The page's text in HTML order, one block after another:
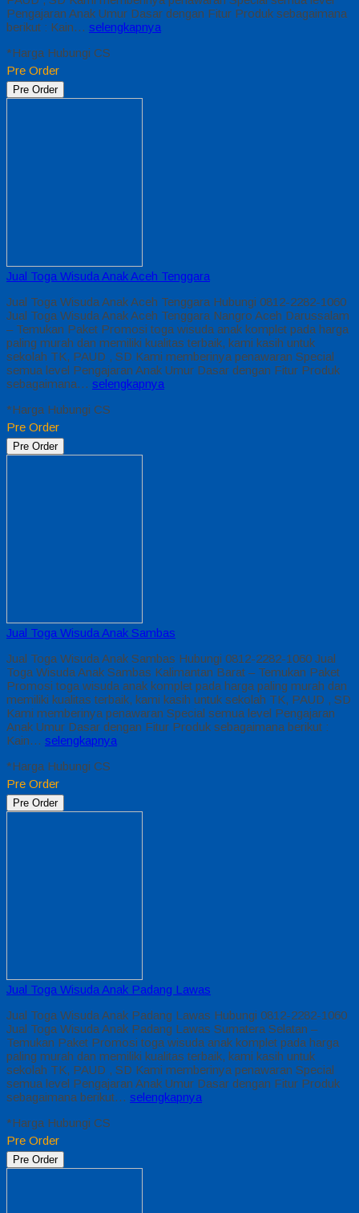
Pengajaran Anak Umur Dasar dengan Fitur Produk sebagaimana
berikut : Kain… selengkapnya
*Harga Hubungi CS
Pre Order
Pre Order
Jual Toga Wisuda Anak Aceh Tenggara
Jual Toga Wisuda Anak Aceh Tenggara Hubungi 0812-2282-1060
Jual Toga Wisuda Anak Aceh Tenggara Nangro Aceh Darussalam
– Temukan Paket Promosi toga wisuda anak komplet pada harga
paling murah dan memiliki kualitas terbaik, kami kasih untuk
sekolah TK, PAUD , SD Kami memberinya penawaran Special
semua level Pengajaran Anak Umur Dasar dengan Fitur Produk
sebagaimana… selengkapnya
*Harga Hubungi CS
Pre Order
Pre Order
Jual Toga Wisuda Anak Sambas
Jual Toga Wisuda Anak Sambas Hubungi 0812-2282-1060 Jual
Toga Wisuda Anak Sambas Kalimantan Barat – Temukan Paket
Promosi toga wisuda anak komplet pada harga paling murah dan
memiliki kualitas terbaik, kami kasih untuk sekolah TK, PAUD , SD
Kami memberinya penawaran Special semua level Pengajaran
Anak Umur Dasar dengan Fitur Produk sebagaimana berikut :
Kain… selengkapnya
*Harga Hubungi CS
Pre Order
Pre Order
Jual Toga Wisuda Anak Padang Lawas
Jual Toga Wisuda Anak Padang Lawas Hubungi 0812-2282-1060
Jual Toga Wisuda Anak Padang Lawas Sumatera Selatan –
Temukan Paket Promosi toga wisuda anak komplet pada harga
paling murah dan memiliki kualitas terbaik, kami kasih untuk
sekolah TK, PAUD , SD Kami memberinya penawaran Special
semua level Pengajaran Anak Umur Dasar dengan Fitur Produk
sebagaimana berikut… selengkapnya
*Harga Hubungi CS
Pre Order
Pre Order